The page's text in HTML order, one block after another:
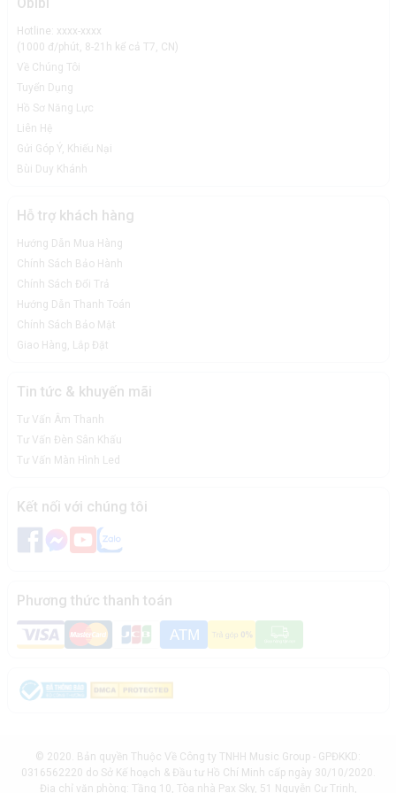
Obibi
Hotline: xxxx-xxxx
(1000 đ/phút, 8-21h kể cả T7, CN)
Về Chúng Tôi
Tuyển Dụng
Hồ Sơ Năng Lực
Liên Hệ
Gửi Góp Ý, Khiếu Nại
Bùi Duy Khánh
Hỗ trợ khách hàng
Hướng Dẫn Mua Hàng
Chính Sách Bảo Hành
Chính Sách Đổi Trả
Hướng Dẫn Thanh Toán
Chính Sách Bảo Mật
Giao Hàng, Lắp Đặt
Tin tức & khuyến mãi
Tư Vấn Âm Thanh
Tư Vấn Đèn Sân Khấu
Tư Vấn Màn Hình Led
Kết nối với chúng tôi
Phương thức thanh toán
© 2020. Bản quyền Thuộc Về Công ty TNHH Music Group - GPĐKKD:
0316562220 do Sở Kế hoạch & Đầu tư Hồ Chí Minh cấp ngày 30/10/2020.
Địa chỉ văn phòng: Tầng 10, Tòa nhà Pax Sky, 51 Nguyễn Cư Trinh,